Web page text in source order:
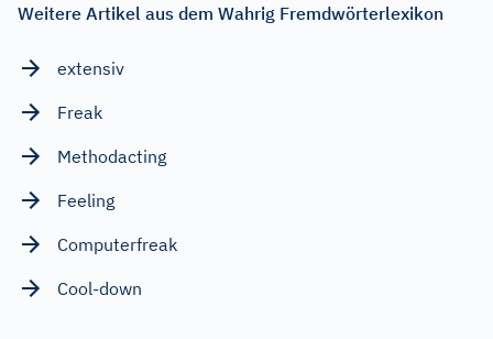
Weitere Artikel aus dem Wahrig Fremdwörterlexikon
extensiv
Freak
Methodacting
Feeling
Computerfreak
Cool-down